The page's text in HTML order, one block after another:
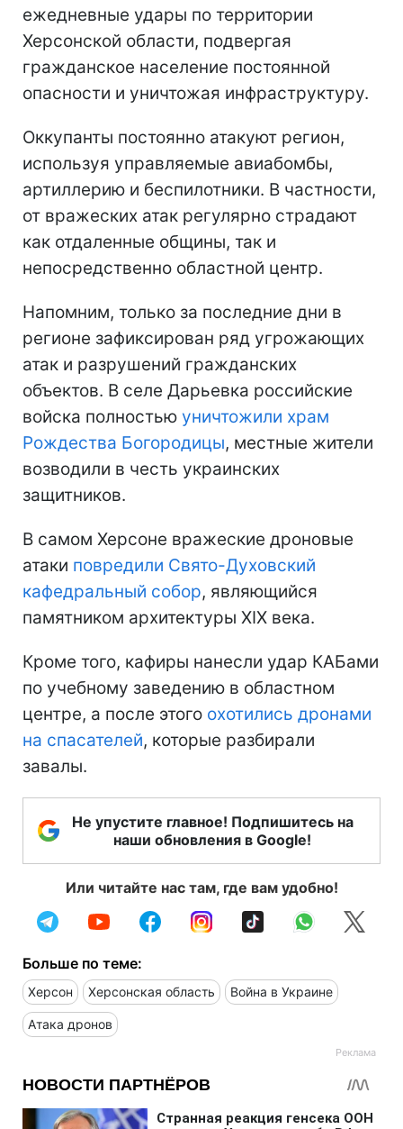
ежедневные удары по территории
Херсонской области, подвергая
гражданское население постоянной
опасности и уничтожая инфраструктуру.
Оккупанты постоянно атакуют регион,
используя управляемые авиабомбы,
артиллерию и беспилотники. В частности,
от вражеских атак регулярно страдают
как отдаленные общины, так и
непосредственно областной центр.
Напомним, только за последние дни в
регионе зафиксирован ряд угрожающих
атак и разрушений гражданских
объектов. В селе Дарьевка российские
войска полностью уничтожили храм
Рождества Богородицы, местные жители
возводили в честь украинских
защитников.
В самом Херсоне вражеские дроновые
атаки повредили Свято-Духовский
кафедральный собор, являющийся
памятником архитектуры XIX века.
Кроме того, кафиры нанесли удар КАБами
по учебному заведению в областном
центре, а после этого охотились дронами
на спасателей, которые разбирали
завалы.
Не упустите главное! Подпишитесь на
наши обновления в Google!
Или читайте нас там, где вам удобно!
Больше по теме:
Херсон Херсонская область Война в Украине
Атака дронов